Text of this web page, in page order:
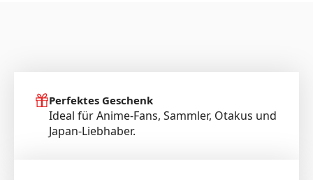
Perfektes Geschenk
Ideal für Anime-Fans, Sammler, Otakus und
Japan-Liebhaber.